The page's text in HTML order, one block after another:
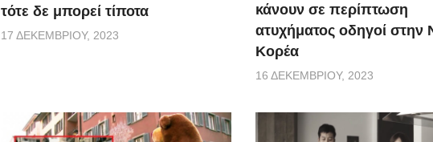
τότε δε μπορεί τίποτα
17 ΔΕΚΕΜΒΡΊΟΥ, 2023
κάνουν σε περίπτωση
ατυχήματος οδηγοί στην
Κορέα
16 ΔΕΚΕΜΒΡΊΟΥ, 2023